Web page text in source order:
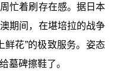
忙着刷存在感。据日本
期间，在堪培拉的战争
鲜花”的极致服务。姿态
墓碑擦鞋了。